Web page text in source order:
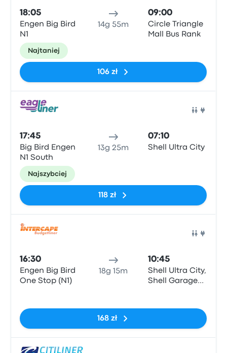
18:05
Engen Big Bird
N1
14g 55m
09:00
Circle Triangle
Mall Bus Rank
Najtaniej
106 zł
17:45
Big Bird Engen
N1 South
13g 25m
07:10
Shell Ultra City
Najszybciej
118 zł
16:30
Engen Big Bird
One Stop (N1)
18g 15m
10:45
Shell Ultra City,
Shell Garage
168 zł